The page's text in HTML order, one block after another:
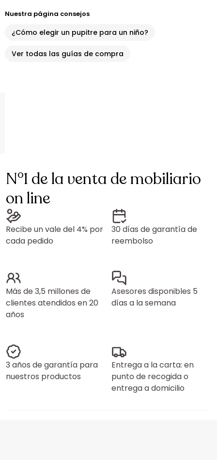
Nuestra página consejos
¿Cómo elegir un pupitre para un niño?
Ver todas las guías de compra
N°1 de la venta de mobiliario
on line
Recibe un vale del 4% por
cada pedido
30 días de garantía de
reembolso
Más de 3,5 millones de
clientes atendidos en 20
años
Asesores disponibles 5
días a la semana
3 años de garantía para
nuestros productos
Entrega a la carta: en
punto de recogida o
entrega a domicilio